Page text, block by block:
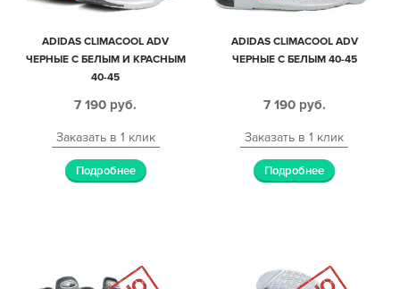
ADIDAS CLIMACOOL ADV
ЧЕРНЫЕ С БЕЛЫМ И КРАСНЫМ
40-45
7 190 руб.
Заказать в 1 клик
Подробнее
ADIDAS CLIMACOOL ADV
ЧЕРНЫЕ С БЕЛЫМ 40-45
7 190 руб.
Заказать в 1 клик
Подробнее